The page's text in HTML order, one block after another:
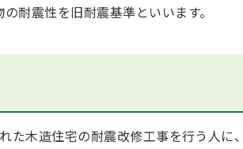
耐震性を旧耐震基準といいます。
た木造住宅の耐震改修工事を行う人に